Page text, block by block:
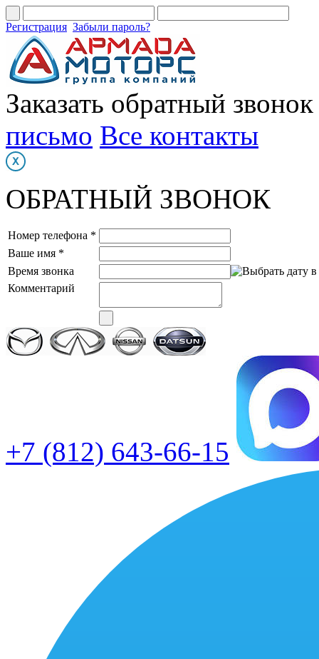
Регистрация Забыли пароль?
Заказать обратный звонок
письмо Все контакты
ОБРАТНЫЙ ЗВОНОК
Номер телефона *
Ваше имя *
Время звонка
Комментарий
+7 (812) 643-66-15